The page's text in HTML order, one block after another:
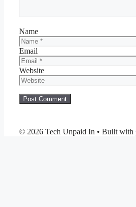
Name
Email
Website
© 2026 Tech Unpaid In • Built with